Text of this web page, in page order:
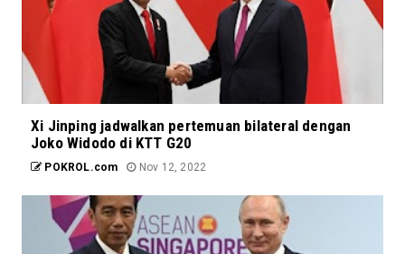
Xi Jinping jadwalkan pertemuan bilateral dengan
Joko Widodo di KTT G20
POKROL.com Nov 12, 2022